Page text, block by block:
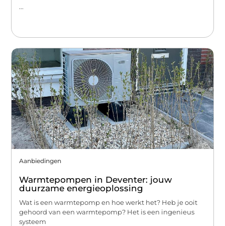
...
Aanbiedingen
Warmtepompen in Deventer: jouw
duurzame energieoplossing
Wat is een warmtepomp en hoe werkt het? Heb je ooit
gehoord van een warmtepomp? Het is een ingenieus
systeem